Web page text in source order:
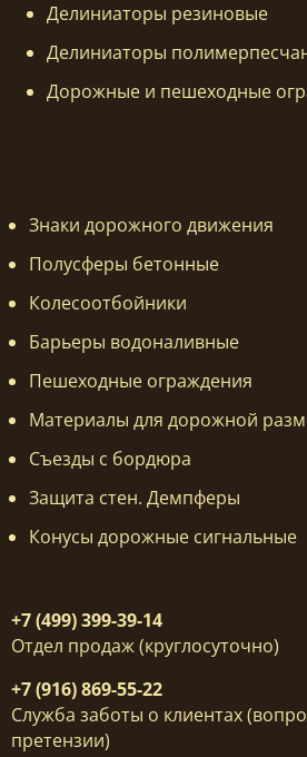
Делиниаторы резиновые
Делиниаторы
Дорожные и пешеходные
Знаки дорожного движения
Полусферы бетонные
Колесоотбойники
Барьеры водоналивные
Пешеходные ограждения
Материалы для дорожной
Съезды с бордюра
Защита стен. Демпферы
Конусы дорожные сигнальные
+7 (499) 399-39-14
Отдел продаж (круглосуточно)
+7 (916) 869-55-22
Служба заботы о клиентах
претензии)